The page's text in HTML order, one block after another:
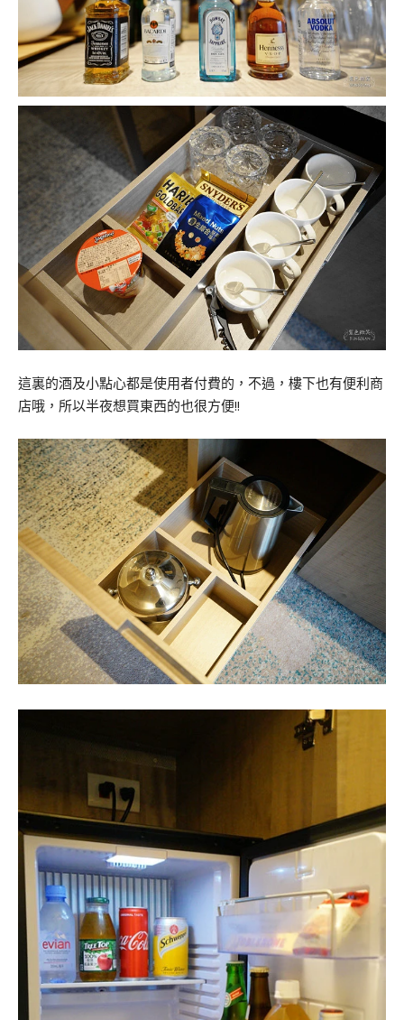
這裏的酒及小點心都是使用者付費的，不過，樓下也有便利商
店哦，所以半夜想買東西的也很方便!!